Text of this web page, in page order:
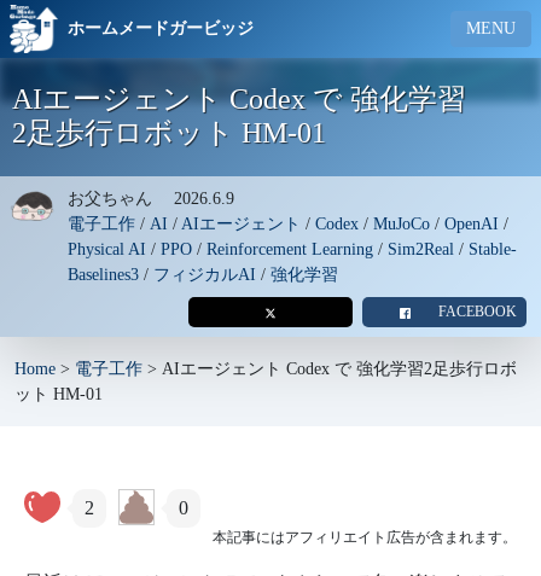
ホームメードガービッジ MENU
AIエージェント Codex で 強化学習
2足歩行ロボット HM-01
お父ちゃん 2026.6.9
電子工作 / AI / AIエージェント / Codex / MuJoCo / OpenAI /
Physical AI / PPO / Reinforcement Learning / Sim2Real / Stable-
Baselines3 / フィジカルAI / 強化学習
FACEBOOK
Home > 電子工作 > AIエージェント Codex で 強化学習2足歩行ロボ
ット HM-01
本記事にはアフィリエイト広告が含まれます。
2 0